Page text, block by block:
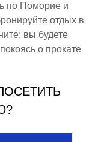
по Поморие и
отдых в
вы будете
о прокате